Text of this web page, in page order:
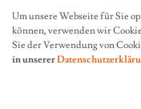
Um unsere Webseite für Sie
können, verwenden wir
Sie der Verwendung von
in unserer